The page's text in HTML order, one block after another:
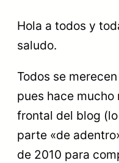
Hola a todos y
saludo.
Todos se
pues hace
frontal del blog
parte «de
de 2010 para